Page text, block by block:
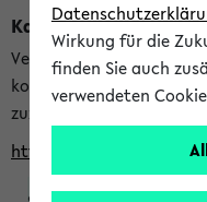
Kalenderintegration
Verwenden Sie die
kompatiblen
zuzugreifen (nähere
https://ekvv.uni-
Wirkung für die
finden Sie auch
verwendeten